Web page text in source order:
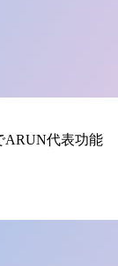
ARUN代表功能